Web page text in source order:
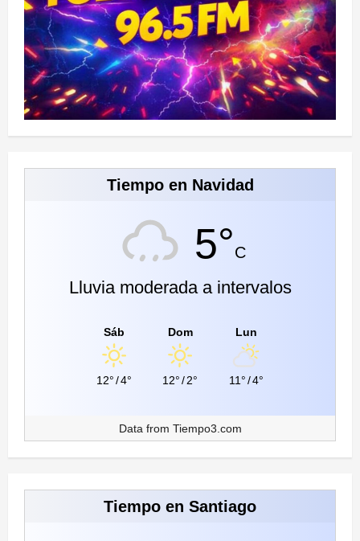
Tiempo en Navidad
5°C
Lluvia moderada a intervalos
Sáb
12°/4°
Dom
12°/2°
Lun
11°/4°
Data from Tiempo3.com
Tiempo en Santiago